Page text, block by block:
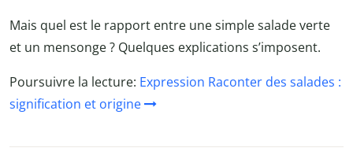
Mais quel est le rapport entre une simple salade verte
et un mensonge ? Quelques explications s’imposent.
Poursuivre la lecture: Expression Raconter des salades :
signification et origine